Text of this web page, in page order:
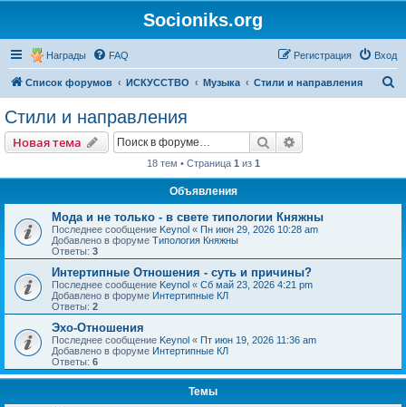
Socioniks.org
Награды FAQ Вход
Регистрация
Список форумов ИСКУССТВО Музыка Стили и направления
Стили и направления
Новая тема Поиск
18 тем • Страница 1 из 1
Объявления
Мода и не только - в свете типологии Княжны
Последнее сообщение Keynol « Пн июн 29, 2026 10:28 am
Добавлено в форуме Типология Княжны
Ответы: 3
Интертипные Отношения - суть и причины?
Последнее сообщение Keynol « Сб май 23, 2026 4:21 pm
Добавлено в форуме Интертипные КЛ
Ответы: 2
Эхо-Отношения
Последнее сообщение Keynol « Пт июн 19, 2026 11:36 am
Добавлено в форуме Интертипные КЛ
Ответы: 6
Темы